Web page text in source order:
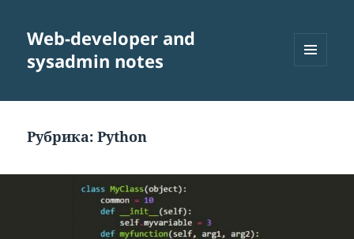
Web-developer and
sysadmin notes
ВИДЖЕТЫ
Рубрика:Python